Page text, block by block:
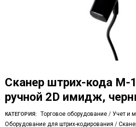
Сканер штрих-кода М-10Т, USB,
ручной 2D имидж,
КАТЕГОРИЯ: Торговое оборудование / Учет и
Оборудование для штрих-кодирования /